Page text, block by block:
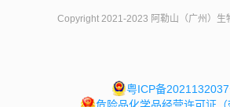
Copyright 2021-2023 阿勒山（广州）生
粤ICP备